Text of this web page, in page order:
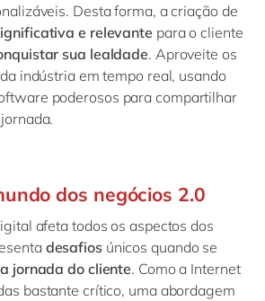
Desta forma, a criação de
e relevante para o cliente
sua lealdade. Aproveite os
indústria em tempo real, usando
poderosos para compartilhar
dos negócios 2.0
afeta todos os aspectos dos
desafiosúnicos quando se
jornada do cliente. Como a Internet
bastante crítico, uma abordagem